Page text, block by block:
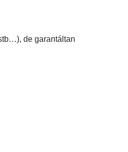
de garantáltan